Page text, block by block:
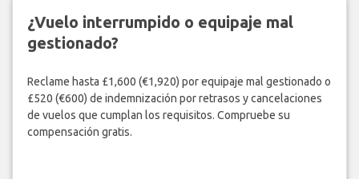
¿Vuelo interrumpido o equipaje mal
gestionado?
Reclame hasta £1,600 (€1,920) por equipaje mal gestionado o
£520 (€600) de indemnización por retrasos y cancelaciones
de vuelos que cumplan los requisitos. Compruebe su
compensación gratis.